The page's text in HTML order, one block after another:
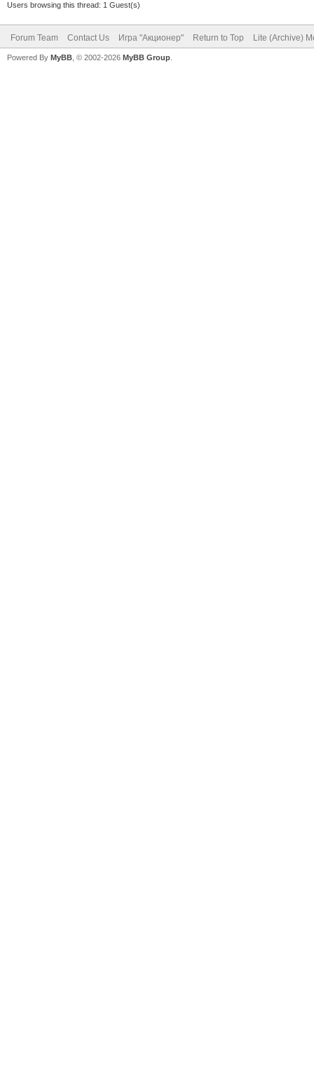
Users browsing this thread: 1 Guest(s)
Forum Team Contact Us Игра "Акционер" Return to Top Lite (Archive)
Powered By MyBB , © 2002-2026 MyBB Group